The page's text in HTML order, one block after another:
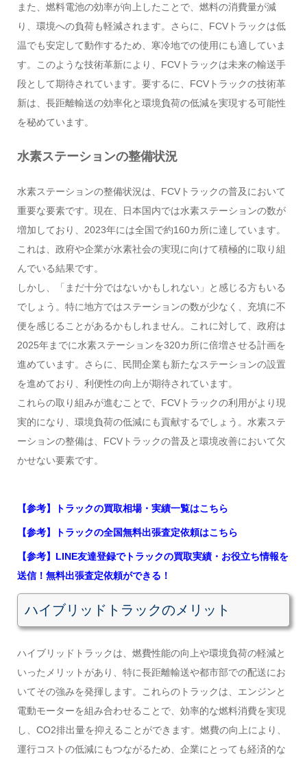
また、燃料電池の効率が向上したことで、燃料の消費量が減
り、環境への負荷も軽減されます。さらに、FCVトラックは低
温でも安定して動作するため、寒冷地での使用にも適していま
す。このような技術革新により、FCVトラックは未来の輸送手
段として期待されています。要するに、FCVトラックの技術革
新は、長距離輸送の効率化と環境負荷の低減を実現する可能性
を秘めています。
水素ステーションの整備状況
水素ステーションの整備状況は、FCVトラックの普及において
重要な要素です。現在、日本国内では水素ステーションの数が
増加しており、2023年には全国で約160カ所に達しています。
これは、政府や企業が水素社会の実現に向けて積極的に取り組
んでいる結果です。
しかし、「まだ十分ではないかもしれない」と感じる方もいる
でしょう。特に地方ではステーションの数が少なく、充填に不
便を感じることがあるかもしれません。これに対して、政府は
2025年までに水素ステーションを320カ所に倍増させる計画を
進めています。さらに、民間企業も新たなステーションの設置
を進めており、利便性の向上が期待されています。
これらの取り組みが進むことで、FCVトラックの利用がより現
実的になり、環境負荷の低減にも貢献するでしょう。水素ステ
ーションの整備は、FCVトラックの普及と環境改善において欠
かせない要素です。
【参考】トラックの買取相場・実績一覧はこちら
【参考】トラックの全国無料出張査定依頼はこちら
【参考】LINE友達登録でトラックの買取実績・お役立ち情報を
送信！無料出張査定依頼ができる！
ハイブリッドトラックのメリット
ハイブリッドトラックは、燃費性能の向上や環境負荷の軽減と
いったメリットがあり、特に長距離輸送や都市部での配送にお
いてその強みを発揮します。これらのトラックは、エンジンと
電動モーターを組み合わせることで、効率的な燃料消費を実現
し、CO2排出量を抑えることができます。燃費の向上により、
運行コストの低減にもつながるため、企業にとっても経済的な